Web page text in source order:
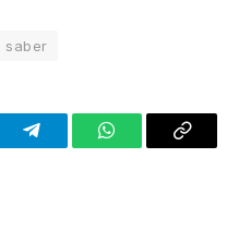
saber
TelegramWhatsAppCopy